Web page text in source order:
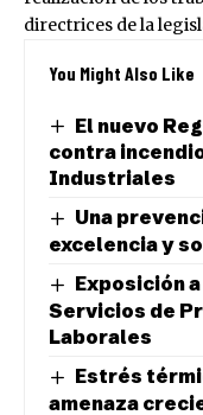
directrices de la
You Might Also Like
El nuevo
contra
Industriales
Una
excelencia y
Exposición
Servicios de
Laborales
Estrés
amenaza